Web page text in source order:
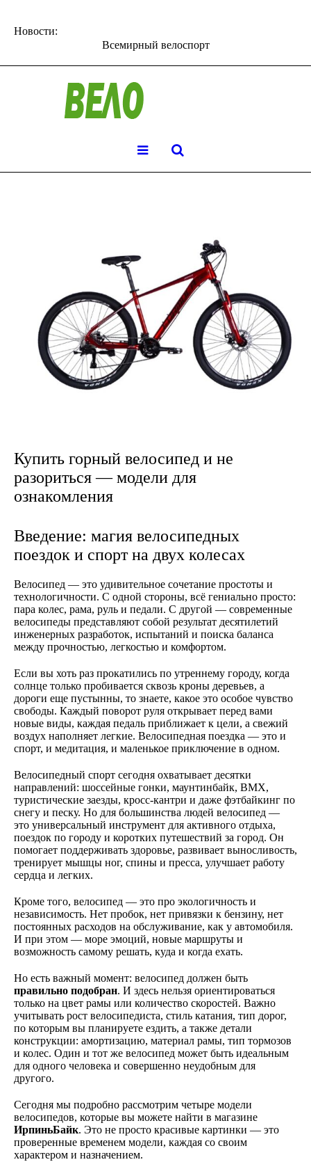
Новости:
Всемирный велоспорт
Купить горный велосипед и не
разориться — модели для
ознакомления
Введение: магия велосипедных
поездок и спорт на двух колесах
Велосипед — это удивительное сочетание простоты и
технологичности. С одной стороны, всё гениально просто:
пара колес, рама, руль и педали. С другой — современные
велосипеды представляют собой результат десятилетий
инженерных разработок, испытаний и поиска баланса
между прочностью, легкостью и комфортом.
Если вы хоть раз прокатились по утреннему городу, когда
солнце только пробивается сквозь кроны деревьев, а
дороги еще пустынны, то знаете, какое это особое чувство
свободы. Каждый поворот руля открывает перед вами
новые виды, каждая педаль приближает к цели, а свежий
воздух наполняет легкие. Велосипедная поездка — это и
спорт, и медитация, и маленькое приключение в одном.
Велосипедный спорт сегодня охватывает десятки
направлений: шоссейные гонки, маунтинбайк, BMX,
туристические заезды, кросс-кантри и даже фэтбайкинг по
снегу и песку. Но для большинства людей велосипед —
это универсальный инструмент для активного отдыха,
поездок по городу и коротких путешествий за город. Он
помогает поддерживать здоровье, развивает выносливость,
тренирует мышцы ног, спины и пресса, улучшает работу
сердца и легких.
Кроме того, велосипед — это про экологичность и
независимость. Нет пробок, нет привязки к бензину, нет
постоянных расходов на обслуживание, как у автомобиля.
И при этом — море эмоций, новые маршруты и
возможность самому решать, куда и когда ехать.
Но есть важный момент: велосипед должен быть
правильно подобран. И здесь нельзя ориентироваться
только на цвет рамы или количество скоростей. Важно
учитывать рост велосипедиста, стиль катания, тип дорог,
по которым вы планируете ездить, а также детали
конструкции: амортизацию, материал рамы, тип тормозов
и колес. Один и тот же велосипед может быть идеальным
для одного человека и совершенно неудобным для
другого.
Сегодня мы подробно рассмотрим четыре модели
велосипедов, которые вы можете найти в магазине
ИрпиньБайк. Это не просто красивые картинки — это
проверенные временем модели, каждая со своим
характером и назначением.